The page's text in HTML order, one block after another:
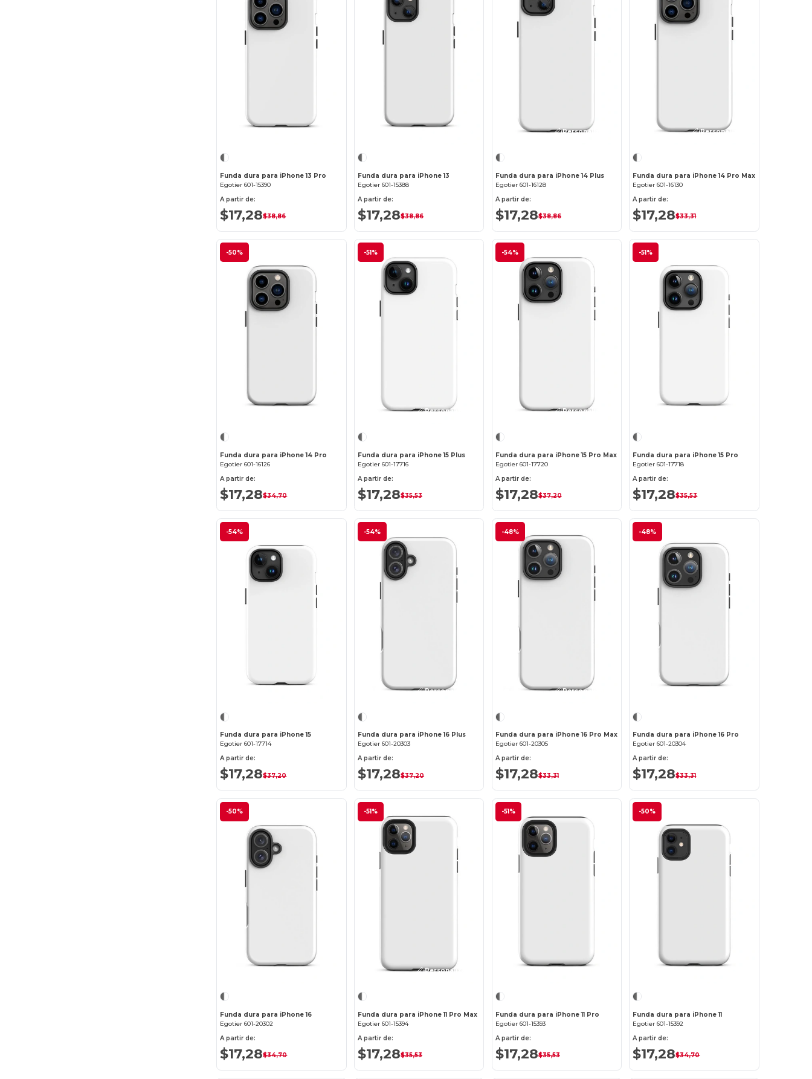
Funda dura para iPhone 13 Pro
Egotier 601-15390
A partir de:
$17,28$38,86
Funda dura para iPhone 13
Egotier 601-15388
A partir de:
$17,28$38,86
¡Personalízalo!
Funda dura para iPhone 14 Plus
Egotier 601-16128
A partir de:
$17,28$38,86
¡Personalízalo!
Funda dura para iPhone 14 Pro Max
Egotier 601-16130
A partir de:
$17,28$33,31
-50%
Funda dura para iPhone 14 Pro
Egotier 601-16126
A partir de:
$17,28$34,70
-51%
¡Personalízalo!
Funda dura para iPhone 15 Plus
Egotier 601-17716
A partir de:
$17,28$35,53
-54%
¡Personalízalo!
Funda dura para iPhone 15 Pro Max
Egotier 601-17720
A partir de:
$17,28$37,20
-51%
Funda dura para iPhone 15 Pro
Egotier 601-17718
A partir de:
$17,28$35,53
-54%
Funda dura para iPhone 15
Egotier 601-17714
A partir de:
$17,28$37,20
-54%
¡Personalízalo!
Funda dura para iPhone 16 Plus
Egotier 601-20303
A partir de:
$17,28$37,20
-48%
¡Personalízalo!
Funda dura para iPhone 16 Pro Max
Egotier 601-20305
A partir de:
$17,28$33,31
-48%
Funda dura para iPhone 16 Pro
Egotier 601-20304
A partir de:
$17,28$33,31
-50%
Funda dura para iPhone 16
Egotier 601-20302
A partir de:
$17,28$34,70
-51%
¡Personalízalo!
Funda dura para iPhone 11 Pro Max
Egotier 601-15394
A partir de:
$17,28$35,53
-51%
Funda dura para iPhone 11 Pro
Egotier 601-15393
A partir de:
$17,28$35,53
-50%
Funda dura para iPhone 11
Egotier 601-15392
A partir de:
$17,28$34,70